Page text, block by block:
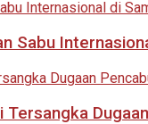
Sabu
Tersangka